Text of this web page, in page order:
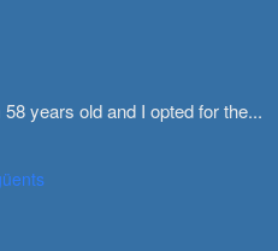
58 years old and I opted for the...